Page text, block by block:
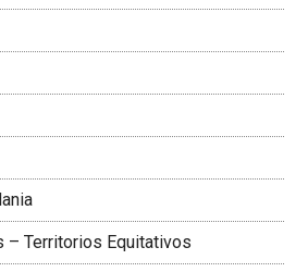
– Territorios Equitativos